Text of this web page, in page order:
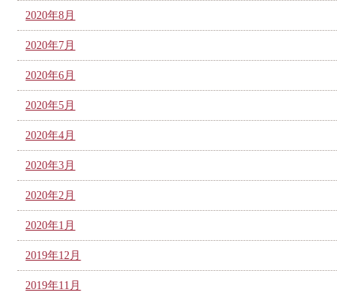
2020年8月
2020年7月
2020年6月
2020年5月
2020年4月
2020年3月
2020年2月
2020年1月
2019年12月
2019年11月